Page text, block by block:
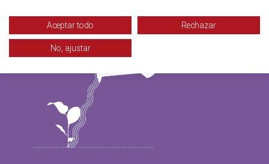
Aceptar todo Rechazar
No, ajustar